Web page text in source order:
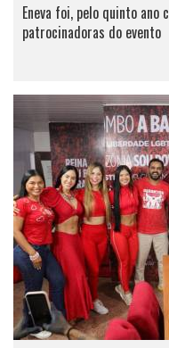
Eneva foi, pelo quinto ano
patrocinadoras do evento